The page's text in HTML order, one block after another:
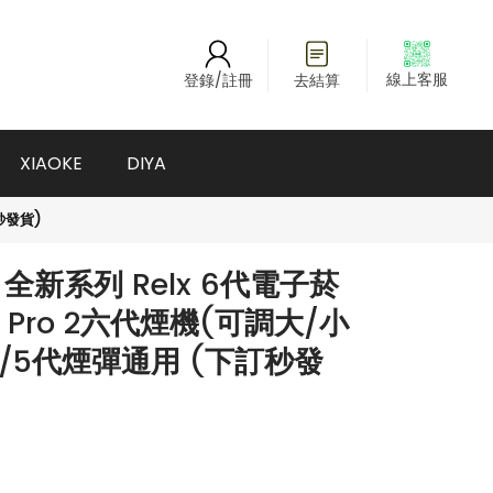
登錄/註冊 去結算 線上客服
XIAOKE DIYA
發貨)
新系列 Relx 6代電子菸
2六代煙機(可調大/小
代煙彈通用 (下訂秒發